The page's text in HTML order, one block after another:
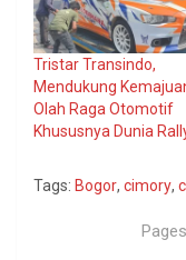
Tristar Transindo,
Mendukung
Olah Raga Otomotif
Khususnya Dunia
Tags: Bogor, cimory,